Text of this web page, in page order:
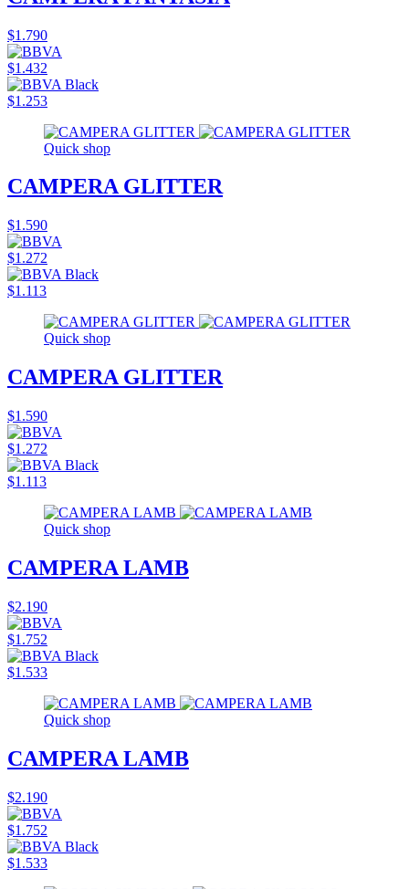
$1.790
$1.432
$1.253
Quick shop
CAMPERA GLITTER
$1.590
$1.272
$1.113
Quick shop
CAMPERA GLITTER
$1.590
$1.272
$1.113
Quick shop
CAMPERA LAMB
$2.190
$1.752
$1.533
Quick shop
CAMPERA LAMB
$2.190
$1.752
$1.533